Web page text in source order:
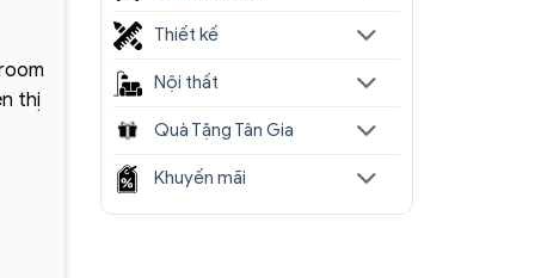
thị
Thiết kế
Nội thất
Quà Tặng Tân Gia
Khuyến mãi